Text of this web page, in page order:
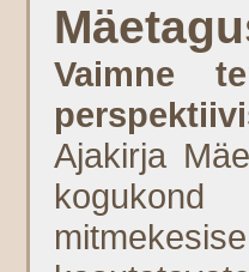
Vaimne
Ajakirja